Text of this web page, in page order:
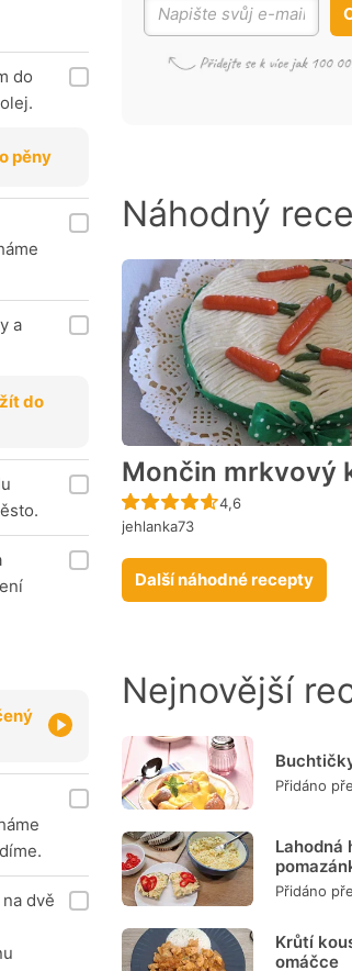
do
pěny
a
do
dvě
Náhodný
Mončin mrkvový
Recept ještě nebyl
4,6
jehlanka73
Další náhodné recepty
Nejnovější
Přidáno
Lahodná
Přidáno
Krůtí
omáčce